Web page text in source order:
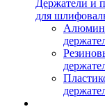
Держатели и
для